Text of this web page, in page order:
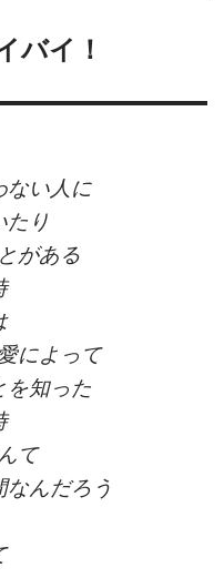
バイ！
ない人に
たり
がある
によって
を知った
て
なんだろう